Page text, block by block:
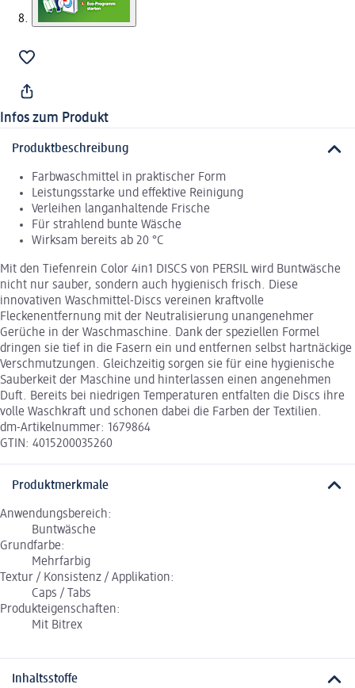
Infos zum Produkt
Produktbeschreibung
Farbwaschmittel in praktischer Form
Leistungsstarke und effektive Reinigung
Verleihen langanhaltende Frische
Für strahlend bunte Wäsche
Wirksam bereits ab 20 °C
Mit den Tiefenrein Color 4in1 DISCS von PERSIL wird Buntwäsche
nicht nur sauber, sondern auch hygienisch frisch. Diese
innovativen Waschmittel-Discs vereinen kraftvolle
Fleckenentfernung mit der Neutralisierung unangenehmer
Gerüche in der Waschmaschine. Dank der speziellen Formel
dringen sie tief in die Fasern ein und entfernen selbst hartnäckige
Verschmutzungen. Gleichzeitig sorgen sie für eine hygienische
Sauberkeit der Maschine und hinterlassen einen angenehmen
Duft. Bereits bei niedrigen Temperaturen entfalten die Discs ihre
volle Waschkraft und schonen dabei die Farben der Textilien.
dm-Artikelnummer: 1679864
GTIN: 4015200035260
Produktmerkmale
Anwendungsbereich:
Buntwäsche
Grundfarbe:
Mehrfarbig
Textur / Konsistenz / Applikation:
Caps / Tabs
Produkteigenschaften:
Mit Bitrex
Inhaltsstoffe